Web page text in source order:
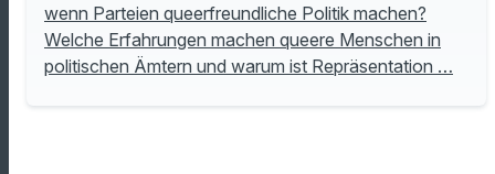
wenn Parteien queerfreundliche Politik machen?
Welche Erfahrungen machen queere Menschen in
politischen Ämtern und warum ist Repräsentation …